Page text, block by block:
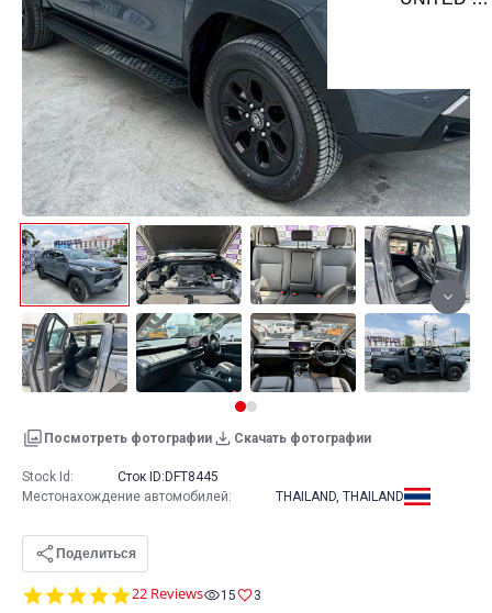
Посмотреть фотографии Скачать фотографии
4.8
22 Reviews 15 3
Stock Id: Сток ID: DFT8445
Местонахождение автомобилей: THAILAND, THAILAND
Поделиться